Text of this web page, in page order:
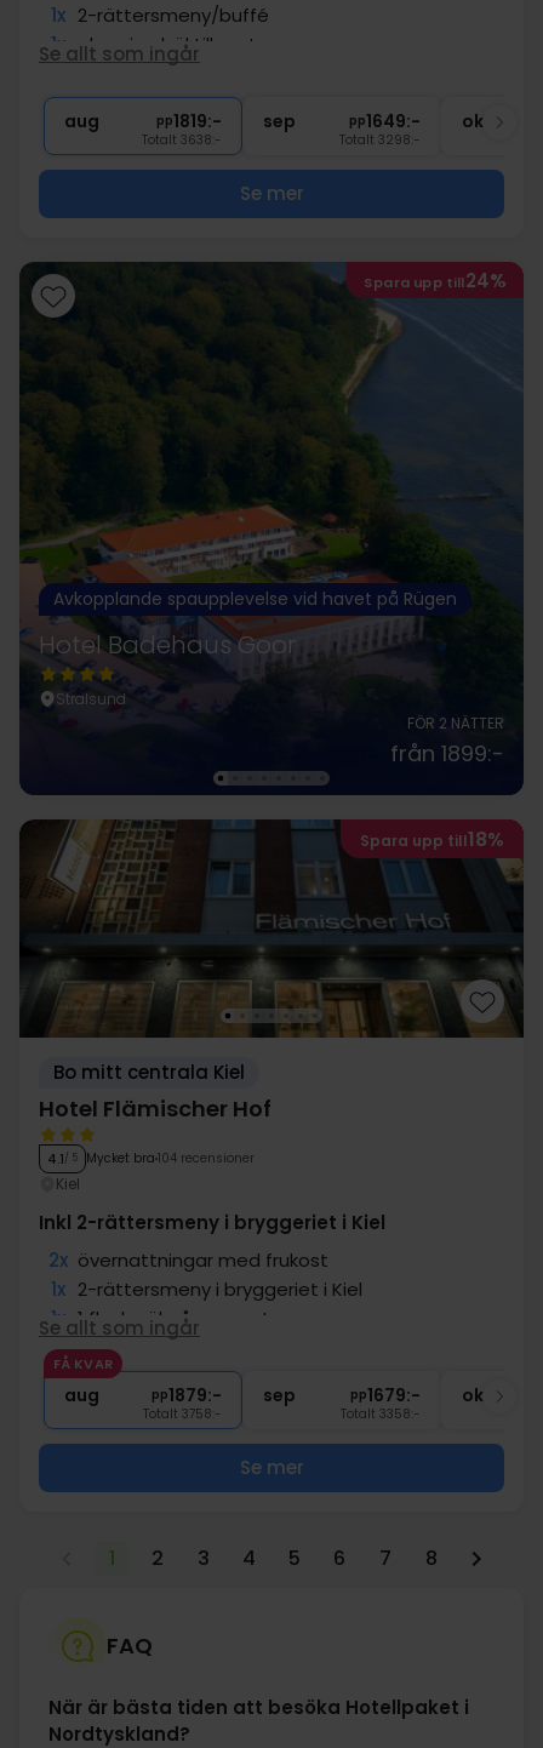
1x 2-rättersmeny/buffé
1x glas vin el. öl till maten
Tillgång till bastu
∞ Tillgång till gym
Se allt som ingår
aug pp1819:-
Totalt 3638:-
sep pp1649:-
Totalt 3298:-
okt
Se mer
Spara upp till24%
Avkopplande spaupplevelse vid havet på Rügen
Hotel Badehaus Goor
Stralsund
FÖR 2 NÄTTER
från 1899:-
Spara upp till18%
Bo mitt centrala Kiel
Hotel Flämischer Hof
4.1/ 5 Mycket bra 104 recensioner
Kiel
Inkl 2-rättersmeny i bryggeriet i Kiel
2x övernattningar med frukost
1x 2-rättersmeny i bryggeriet i Kiel
1x 1 flaska öl på rummet
∞ Drycker ingår under middagen
1x välkomstdrink
Se allt som ingår
FÅ KVAR
aug pp1879:-
Totalt 3758:-
sep pp1679:-
Totalt 3358:-
okt
Se mer
1 2 3 4 5 6 7 8
FAQ
När är bästa tiden att besöka Hotellpaket i
Nordtyskland?